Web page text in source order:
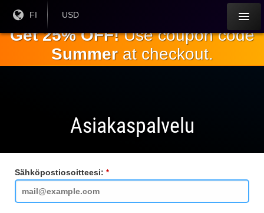
Nykyinen
FI
Nykyinen
USD
Get 25% OFF!Use coupon code
Summerat checkout.
Asiakaspalvelu
Sähköpostiosoitteesi:
kenttä